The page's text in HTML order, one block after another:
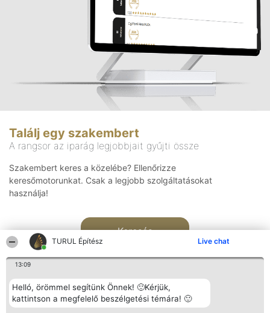
TURUL Építész Live chat
13:09
Helló, örömmel segítünk Önnek! 🙂Kérjük,
kattintson a megfelelő beszélgetési témára! 🙂
Találj egy szakembert
A rangsor az iparág legjobbjait gyűjti össze
Szakembert keres a közelébe? Ellenőrizze
keresőmotorunkat. Csak a legjobb szolgáltatásokat
használja!
Keresés